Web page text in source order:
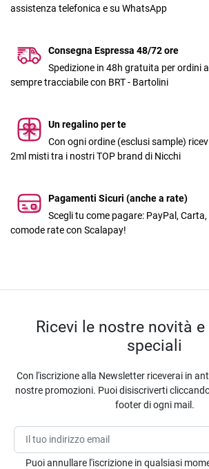
assistenza telefonica e su WhatsApp
Consegna Espressa 48/72 ore
Spedizione in 48h gratuita per ordini
sempre tracciabile con BRT - Bartolini
Un regalino per te
Con ogni ordine (esclusi sample)
2ml misti tra i nostri TOP brand di Nicchi
Pagamenti Sicuri (anche a rate)
Scegli tu come pagare: PayPal,
comode rate con Scalapay!
Ricevi le nostre novità
speciali
Con l'iscrizione alla Newsletter riceverai in
nostre promozioni. Puoi disiscriverti
footer di ogni mail.
Puoi annullare l'iscrizione in qualsiasi